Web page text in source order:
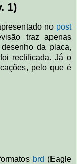
1)
no post
traz apenas
da placa,
rectificada. Já o
pelo que é
brd (Eagle